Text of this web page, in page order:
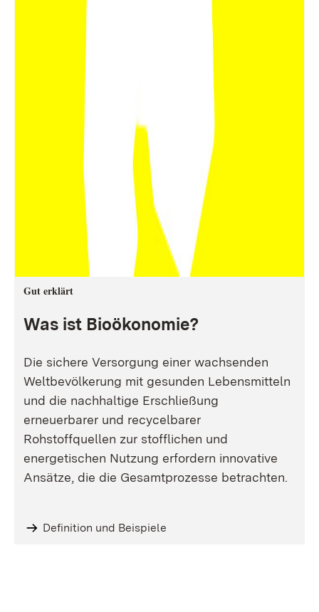
Gut erklärt
Was ist Bioökonomie?
Die sichere Versorgung einer wachsenden
Weltbevölkerung mit gesunden Lebensmitteln
und die nachhaltige Erschließung
erneuerbarer und recycelbarer
Rohstoffquellen zur stofflichen und
energetischen Nutzung erfordern innovative
Ansätze, die die Gesamtprozesse betrachten.
Definition und Beispiele